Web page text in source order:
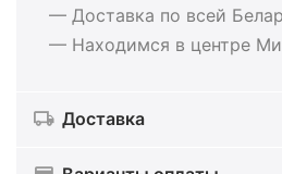
— Доставка по всей
— Находимся в центре
Доставка